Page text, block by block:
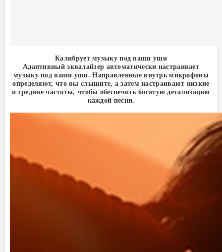
Калибрует музыку под ваши уши
Адаптивный эквалайзер автоматически настраивает
музыку под ваши уши. Направленные внутрь микрофоны
определяют, что вы слышите, а затем настраивают низкие
и средние частоты, чтобы обеспечить богатую детализацию
каждой песни.